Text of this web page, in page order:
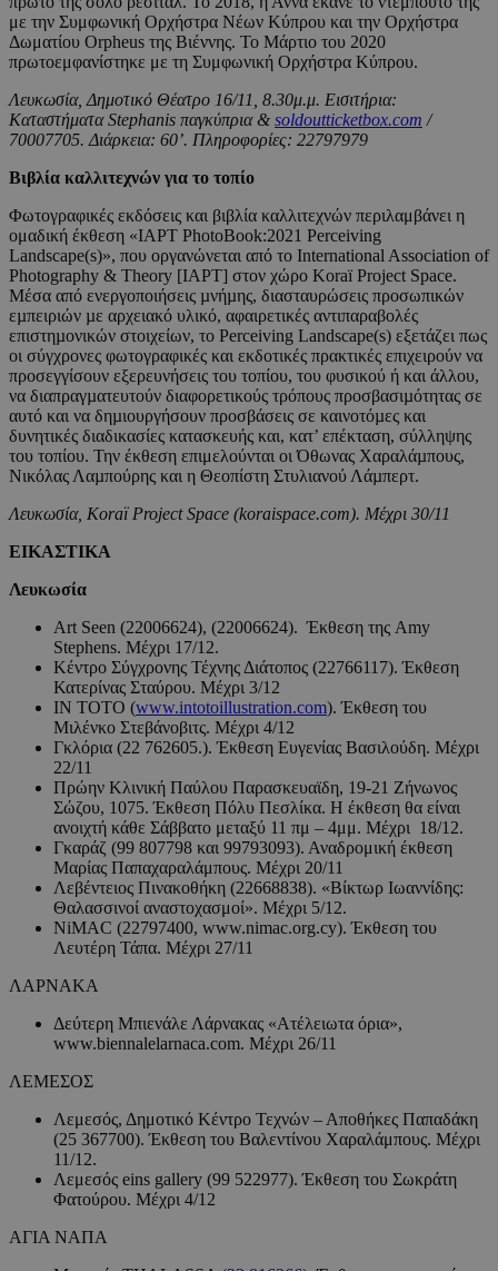
με την Συμφωνική Ορχήστρα Νέων Κύπρου και την Ορχήστρα
Δωματίου Orpheus της Βιέννης. Το Μάρτιο του 2020
πρωτοεμφανίστηκε με τη Συμφωνική Ορχήστρα Κύπρου.
Λευκωσία, Δημοτικό Θέατρο 16/11, 8.30μ.μ. Εισιτήρια:
Καταστήματα Stephanis παγκύπρια & soldoutticketbox.com /
70007705. Διάρκεια: 60’. Πληροφορίες: 22797979
Βιβλία καλλιτεχνών για το τοπίο
Φωτογραφικές εκδόσεις και βιβλία καλλιτεχνών περιλαμβάνει η
ομαδική έκθεση «IAPT PhotoBook:2021 Perceiving
Landscape(s)», που οργανώνεται από το International Association of
Photography & Theory [IAPT] στον χώρο Koraï Project Space.
Μέσα από ενεργοποιήσεις µνήµης, διασταυρώσεις προσωπικών
εµπειριών µε αρχειακό υλικό, αφαιρετικές αντιπαραβολές
επιστηµονικών στοιχείων, το Perceiving Landscape(s) εξετάζει πως
οι σύγχρονες φωτογραφικές και εκδοτικές πρακτικές επιχειρούν να
προσεγγίσουν εξερευνήσεις του τοπίου, του φυσικού ή και άλλου,
να διαπραγµατευτούν διαφορετικούς τρόπους προσβασιµότητας σε
αυτό και να δηµιουργήσουν προσβάσεις σε καινοτόµες και
δυνητικές διαδικασίες κατασκευής και, κατ’ επέκταση, σύλληψης
του τοπίου. Την έκθεση επιμελούνται οι Όθωνας Χαραλάµπους,
Νικόλας Λαµπούρης και η Θεοπίστη Στυλιανού Λάµπερτ.
Λευκωσία, Koraï Project Space (koraispace.com). Μέχρι 30/11
ΕΙΚΑΣΤΙΚΑ
Λευκωσία
Art Seen (22006624), (22006624). Έκθεση της Amy
Stephens. Μέχρι 17/12.
Κέντρο Σύγχρονης Τέχνης Διάτοπος (22766117). Έκθεση
Κατερίνας Σταύρου. Μέχρι 3/12
IN TOTO (www.intotoillustration.com). Έκθεση του
Μιλένκο Στεβάνοβιτς. Μέχρι 4/12
Γκλόρια (22 762605.). Έκθεση Ευγενίας Βασιλούδη. Μέχρι
22/11
Πρώην Κλινική Παύλου Παρασκευαϊδη, 19-21 Ζήνωνος
Σώζου, 1075. Έκθεση Πόλυ Πεσλίκα. Η έκθεση θα είναι
ανοιχτή κάθε Σάββατο μεταξύ 11 πμ – 4μμ. Μέχρι 18/12.
Γκαράζ (99 807798 και 99793093). Αναδρομική έκθεση
Μαρίας Παπαχαραλάμπους. Μέχρι 20/11
Λεβέντειος Πινακοθήκη (22668838). «Βίκτωρ Ιωαννίδης:
Θαλασσινοί αναστοχασμοί». Μέχρι 5/12.
NiMAC (22797400, www.nimac.org.cy). Έκθεση του
Λευτέρη Τάπα. Μέχρι 27/11
ΛΑΡΝΑΚΑ
Δεύτερη Μπιενάλε Λάρνακας «Ατέλειωτα όρια»,
www.biennalelarnaca.com. Μέχρι 26/11
ΛΕΜΕΣΟΣ
Λεμεσός, Δημοτικό Κέντρο Τεχνών – Αποθήκες Παπαδάκη
(25 367700). Έκθεση του Βαλεντίνου Χαραλάμπους. Μέχρι
11/12.
Λεμεσός eins gallery (99 522977). Έκθεση του Σωκράτη
Φατούρου. Μέχρι 4/12
ΑΓΙΑ ΝΑΠΑ